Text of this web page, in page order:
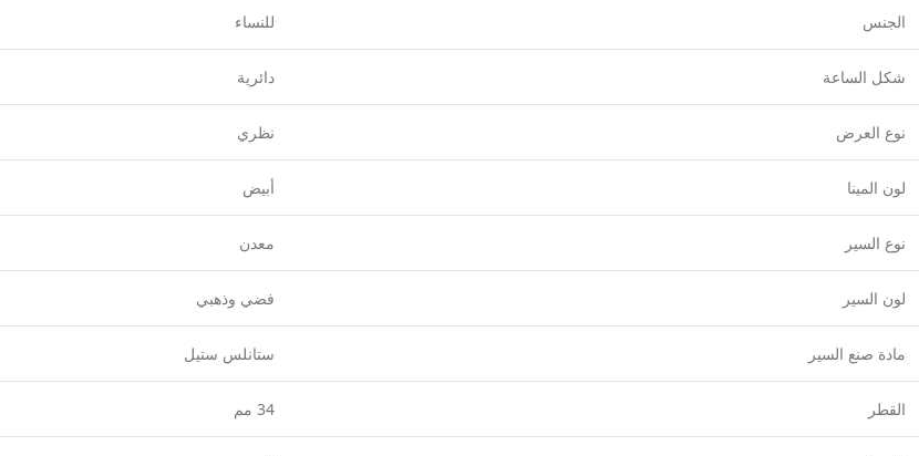
الجنس للنساء
شكل الساعة دائرية
نوع العرض نظري
لون المينا أبيض
نوع السير معدن
لون السير فضي وذهبي
مادة صنع السير ستانلس ستيل
القطر 34 مم